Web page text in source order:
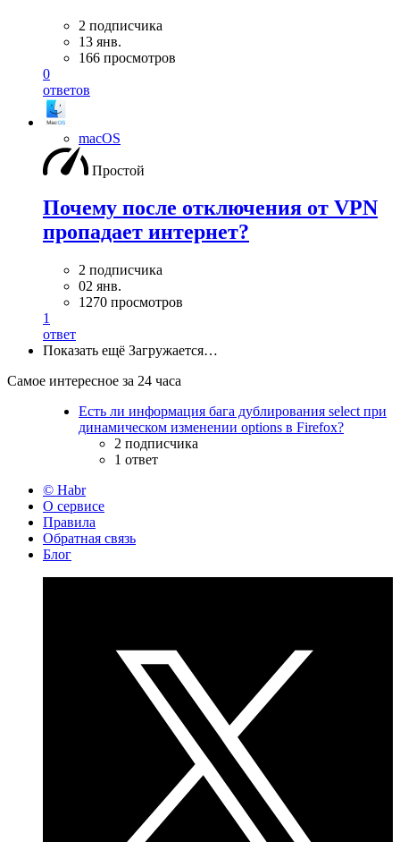
2 подписчика
13 янв.
166 просмотров
0
ответов
macOS
Простой
Почему после отключения от VPN
пропадает интернет?
2 подписчика
02 янв.
1270 просмотров
1
ответ
Показать ещё Загружается…
Самое интересное за 24 часа
Есть ли информация бага дублирования select при
динамическом изменении options в Firefox?
2 подписчика
1 ответ
© Habr
О сервисе
Правила
Обратная связь
Блог